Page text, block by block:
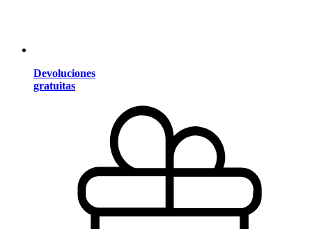
Devoluciones
gratuitas